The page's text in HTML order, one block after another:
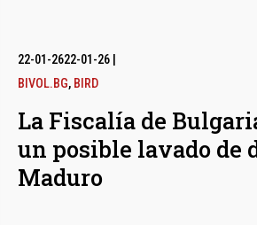
22-01-2622-01-26
BIVOL.BG, BIRD
La Fiscalía de
un posible lavado de
Maduro